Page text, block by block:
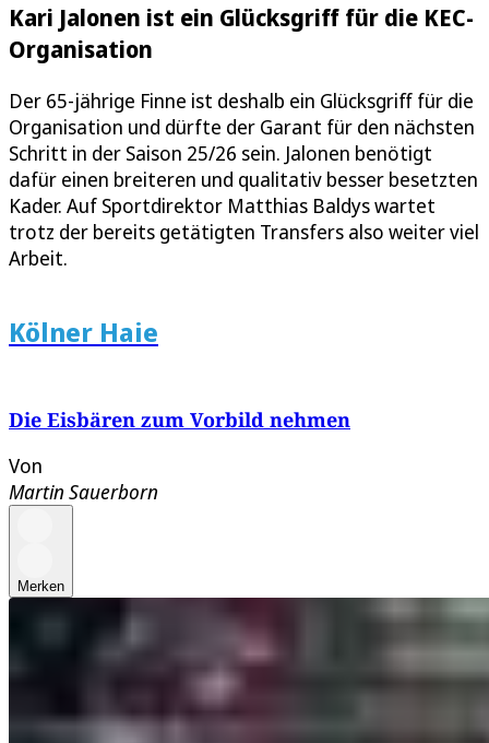
Kari Jalonen ist ein Glücksgriff für die KEC-
Organisation
Der 65-jährige Finne ist deshalb ein Glücksgriff für die
Organisation und dürfte der Garant für den nächsten
Schritt in der Saison 25/26 sein. Jalonen benötigt
dafür einen breiteren und qualitativ besser besetzten
Kader. Auf Sportdirektor Matthias Baldys wartet
trotz der bereits getätigten Transfers also weiter viel
Arbeit.
Kölner Haie
Die Eisbären zum Vorbild nehmen
Von
Martin Sauerborn
Merken